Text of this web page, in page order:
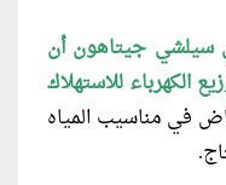
سيلشي جيتاهون أن
الكهرباء للاستهلاك
في مناسيب المياه